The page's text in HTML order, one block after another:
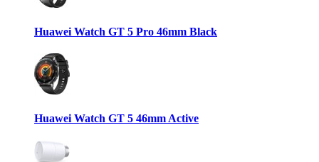
Huawei Watch GT 5 Pro 46mm Black
Huawei Watch GT 5 46mm Active